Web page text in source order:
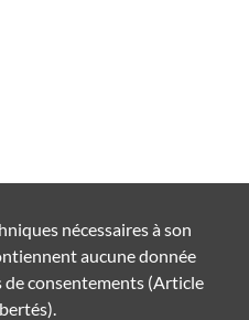
nécessaires à son
aucune donnée
consentements (Article